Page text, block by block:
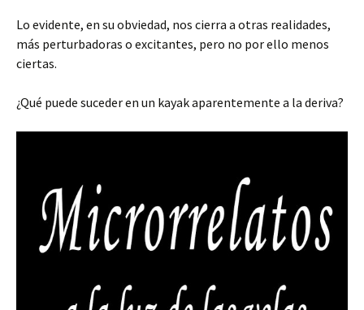
Lo evidente, en su obviedad, nos cierra a otras realidades,
más perturbadoras o excitantes, pero no por ello menos
ciertas.
¿Qué puede suceder en un kayak aparentemente a la deriva?